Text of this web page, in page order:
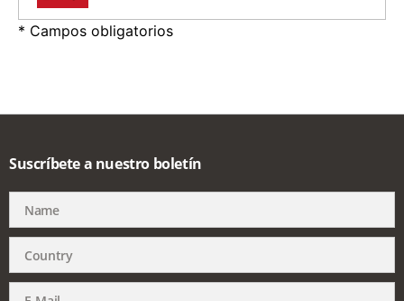
* Campos obligatorios
Suscríbete a nuestro boletín